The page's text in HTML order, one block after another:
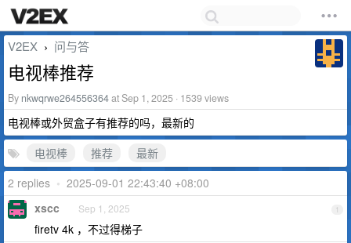
V2EX › 问与答
电视棒推荐
By nkwqrwe264556364at Sep 1, 2025 · 1539 views
电视棒或外贸盒子有推荐的吗，最新的
电视棒
推荐
最新
2 replies • 2025-09-01 22:43:40 +08:00
1
xscc Sep 1, 2025
firetv 4k ，不过得梯子